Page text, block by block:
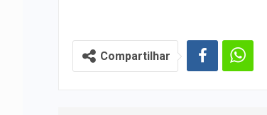
Compartilhar